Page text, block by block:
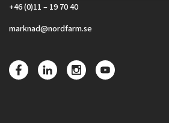
+46 (0)11 – 19 70 40
marknad@nordfarm.se